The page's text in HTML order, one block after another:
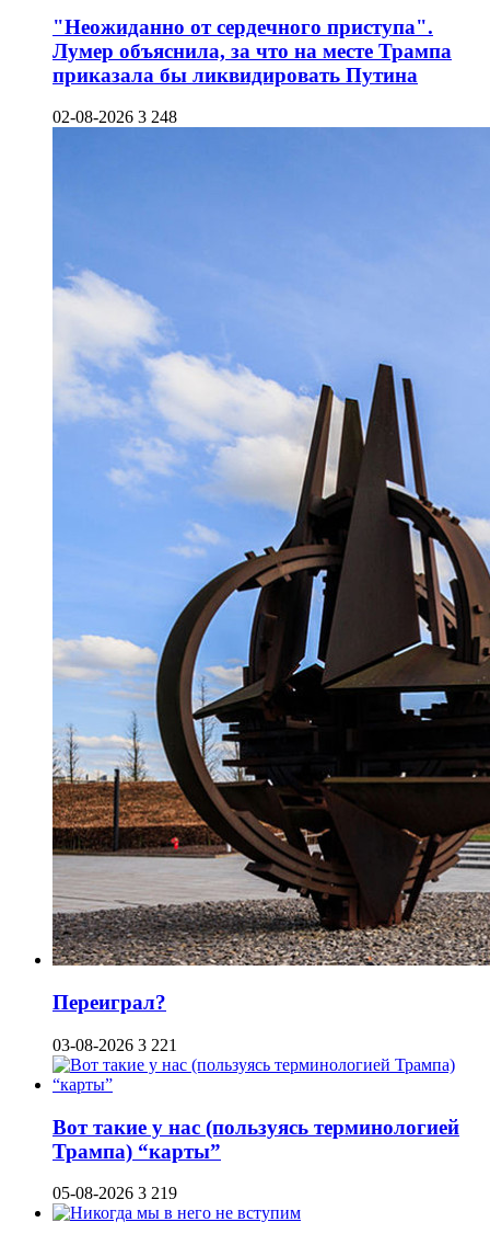
"Неожиданно от сердечного приступа".
Лумер объяснила, за что на месте Трампа
приказала бы ликвидировать Путина
02-08-2026 3 248
Переиграл?
03-08-2026 3 221
Вот такие у нас (пользуясь терминологией
Трампа) “карты”
05-08-2026 3 219